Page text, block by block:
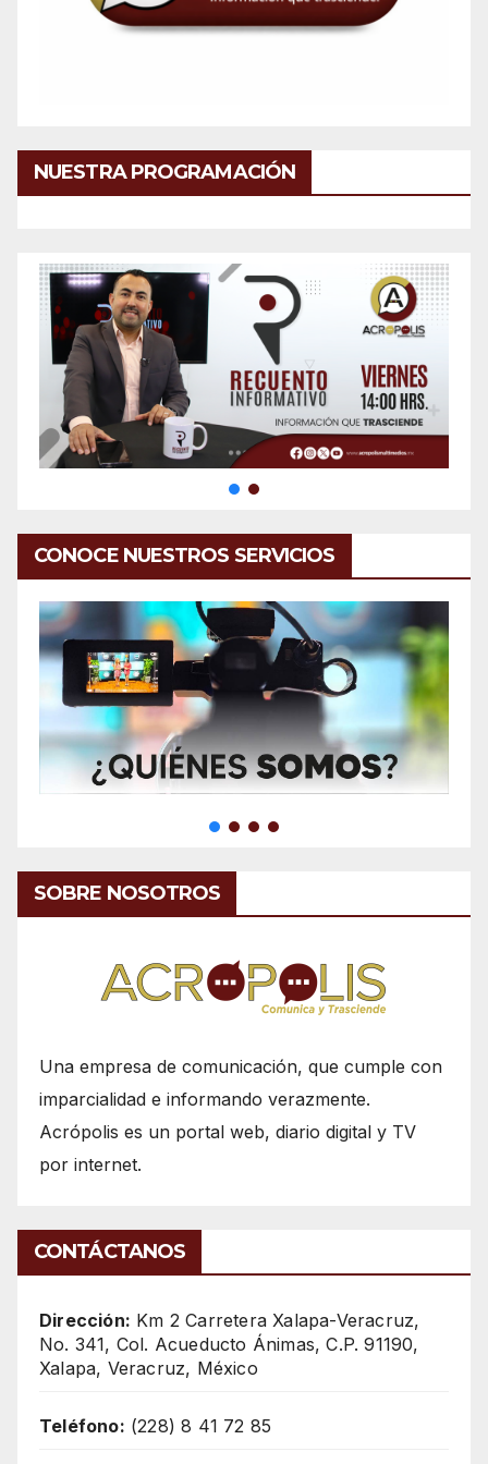
NUESTRA PROGRAMACIÓN
CONOCE NUESTROS SERVICIOS
SOBRE NOSOTROS
Una empresa de comunicación, que cumple con
imparcialidad e informando verazmente.
Acrópolis es un portal web, diario digital y TV
por internet.
CONTÁCTANOS
Dirección: Km 2 Carretera Xalapa-Veracruz,
No. 341, Col. Acueducto Ánimas, C.P. 91190,
Xalapa, Veracruz, México
Teléfono: (228) 8 41 72 85